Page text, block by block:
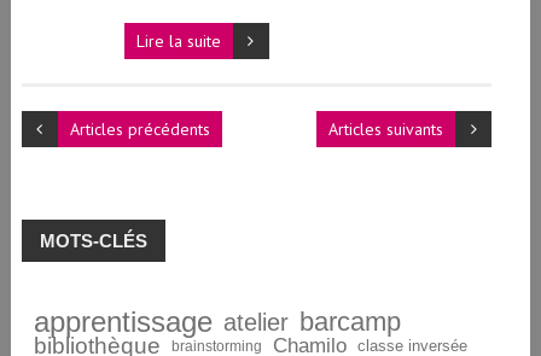
Lire la suite
Articles précédents Articles suivants
MOTS-CLÉS
apprentissage atelier barcamp
bibliothèque brainstorming Chamilo classe inversée